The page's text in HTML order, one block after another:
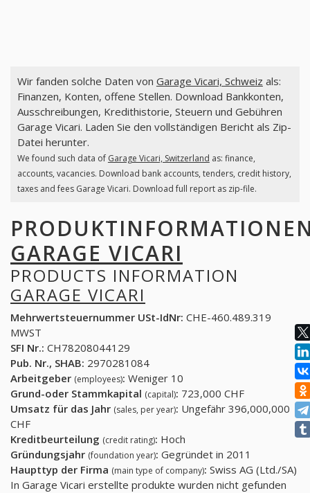
Wir fanden solche Daten von Garage Vicari, Schweiz als:
Finanzen, Konten, offene Stellen. Download Bankkonten,
Ausschreibungen, Kredithistorie, Steuern und Gebühren
Garage Vicari. Laden Sie den vollständigen Bericht als Zip-
Datei herunter.
We found such data of Garage Vicari, Switzerland as: finance,
accounts, vacancies. Download bank accounts, tenders, credit history,
taxes and fees Garage Vicari. Download full report as zip-file.
GARAGE VICARI
PRODUCTS INFORMATION
GARAGE VICARI
Mehrwertsteuernummer USt-IdNr: CHE-460.489.319
MWST
SFI Nr.: CH78208044129
Pub. Nr., SHAB: 2970281084
Arbeitgeber (employees): Weniger 10
Grund-oder Stammkapital (capital): 723,000 CHF
Umsatz für das Jahr (sales, per year): Ungefähr 396,000,000
CHF
Kreditbeurteilung (credit rating): Hoch
Gründungsjahr (foundation year): Gegründet in 2011
Haupttyp der Firma (main type of company): Swiss AG (Ltd./SA)
In Garage Vicari erstellte produkte wurden nicht gefunden